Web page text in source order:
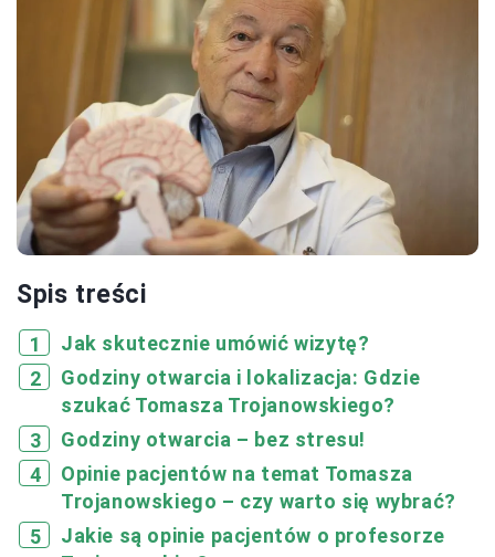
Spis treści
Jak skutecznie umówić wizytę?
Godziny otwarcia i lokalizacja: Gdzie
szukać Tomasza Trojanowskiego?
Godziny otwarcia – bez stresu!
Opinie pacjentów na temat Tomasza
Trojanowskiego – czy warto się wybrać?
Jakie są opinie pacjentów o profesorze